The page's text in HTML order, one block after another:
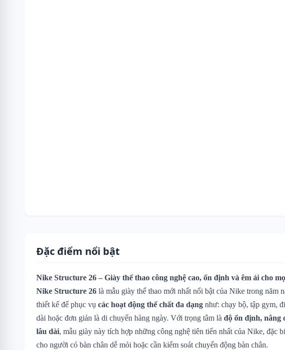
Đặc điểm nổi bật
Nike Structure 26 – Giày thể thao công nghệ cao, ổn định và êm ái cho
Nike Structure 26 là mẫu giày thể thao mới nhất nổi bật của Nike trong năm
thiết kế để phục vụ các hoạt động thể chất đa dạng như: chạy bộ, tập gym,
dài hoặc đơn giản là di chuyển hàng ngày. Với trọng tâm là độ ổn định, nâng
lâu dài, mẫu giày này tích hợp những công nghệ tiên tiến nhất của Nike, đặc
cho người có bàn chân dễ mỏi hoặc cần kiểm soát chuyển động bàn chân.